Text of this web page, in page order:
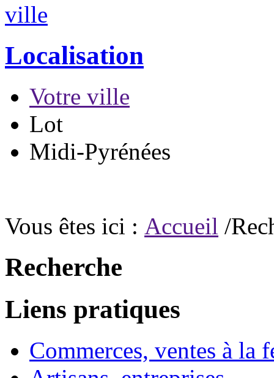
Localisation
Votre ville
Lot
Midi-Pyrénées
Vous êtes ici : Accueil /
Recherche
Liens pratiques
Commerces, ventes à la